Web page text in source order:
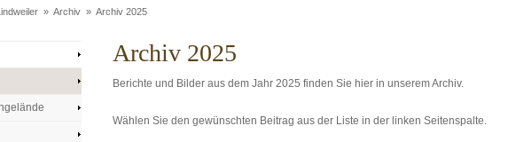
» Archiv » Archiv 2025
Archiv 2025
Berichte und Bilder aus dem Jahr 2025 finden Sie hier in unserem Archiv.
Wählen Sie den gewünschten Beitrag aus der Liste in der linken Seitenspalte.